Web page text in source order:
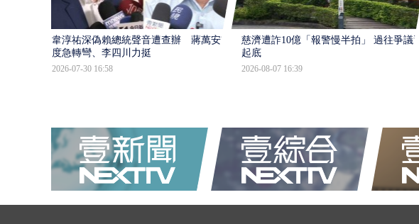
韋淳祐深偽賴總統聲音遭查辦 蔣萬安態
度急轉彎、李四川力挺
2026-07-30 16:58
慈濟遭詐10億「報警慢半拍」 過往爭議遭
起底
2026-08-07 16:39